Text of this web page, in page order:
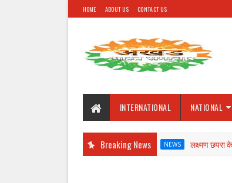
HOME ABOUT US CONTACT US
INTERNATIONAL NATIONAL
Breaking News
NEWS लक्ष्मण छपरा के ग्राम प्रधान